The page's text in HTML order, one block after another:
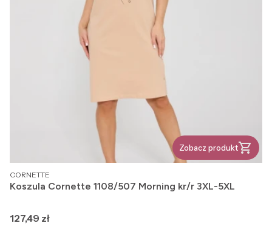
Zobacz produkt
PRODUCENT
CORNETTE
Koszula Cornette 1108/507 Morning kr/r 3XL-5XL
Cena
127,49 zł